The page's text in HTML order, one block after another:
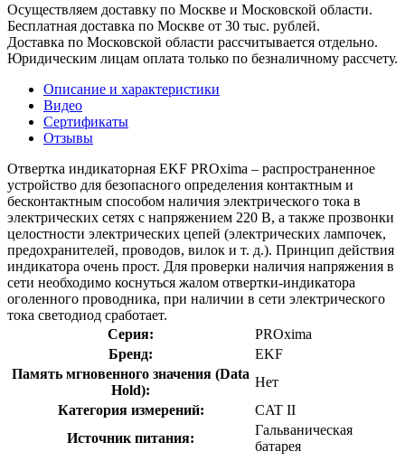
Осуществляем доставку по Москве и Московской области.
Бесплатная доставка по Москве от 30 тыс. рублей.
Доставка по Московской области рассчитывается отдельно.
Юридическим лицам оплата только по безналичному рассчету.
Описание и характеристики
Видео
Сертификаты
Отзывы
Отвертка индикаторная EKF PROxima – распространенное
устройство для безопасного определения контактным и
бесконтактным способом наличия электрического тока в
электрических сетях с напряжением 220 В, а также прозвонки
целостности электрических цепей (электрических лампочек,
предохранителей, проводов, вилок и т. д.). Принцип действия
индикатора очень прост. Для проверки наличия напряжения в
сети необходимо коснуться жалом отвертки-индикатора
оголенного проводника, при наличии в сети электрического
тока светодиод сработает.
Серия:
PROxima
Бренд:
EKF
Память мгновенного значения (Data
Hold):
Нет
Категория измерений:
CAT II
Источник питания:
Гальваническая
батарея